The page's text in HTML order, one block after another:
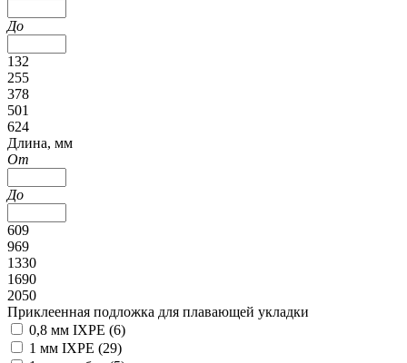
До
132
255
378
501
624
Длина, мм
От
До
609
969
1330
1690
2050
Приклеенная подложка для плавающей укладки
0,8 мм IXPE (6)
1 мм IXPE (29)